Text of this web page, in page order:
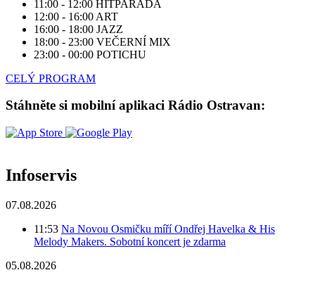
11:00 - 12:00 HITPARÁDA
12:00 - 16:00 ART
16:00 - 18:00 JAZZ
18:00 - 23:00 VEČERNÍ MIX
23:00 - 00:00 POTICHU
CELÝ PROGRAM
Stáhněte si mobilní aplikaci Rádio Ostravan:
Infoservis
07.08.2026
11:53 Na Novou Osmičku míří Ondřej Havelka & His
Melody Makers. Sobotní koncert je zdarma
05.08.2026